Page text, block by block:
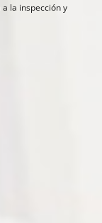
la inspección y